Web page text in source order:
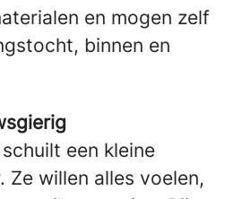
en mogen zelf
binnen en
een kleine
Ze willen alles voelen,